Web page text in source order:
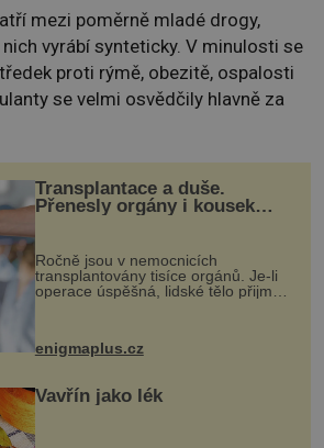
mezi poměrně mladé drogy,
vyrábí synteticky. V minulosti se
proti rýmě, obezitě, ospalosti
se velmi osvědčily hlavně za
Transplantace a duše.
Přenesly orgány i kousek
Ročně jsou v nemocnicích
transplantovány tisíce orgánů. Je-li
operace úspěšná, lidské tělo přijme
enigmaplus.cz
Vavřín jako lék